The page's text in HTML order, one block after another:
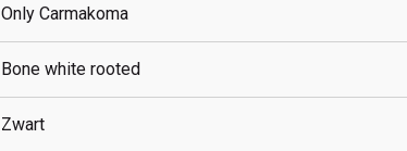
Only Carmakoma
Bone white rooted
Zwart